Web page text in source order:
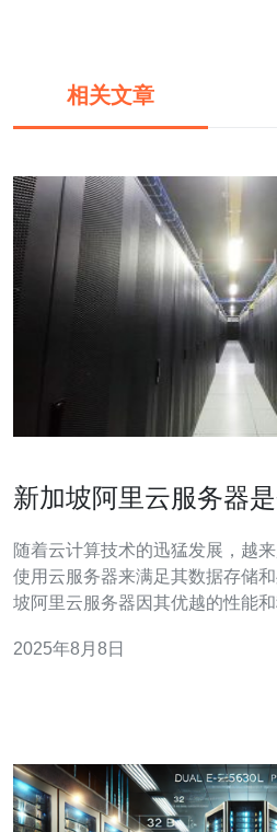
相关文章
新加坡阿里云服务器
随着云计算技术的迅猛发展，越
使用云服务器来满足其数据存储
坡阿里云服务器因其优越的性能
的问题存在疑虑。本文将对此进
2025年8月8日